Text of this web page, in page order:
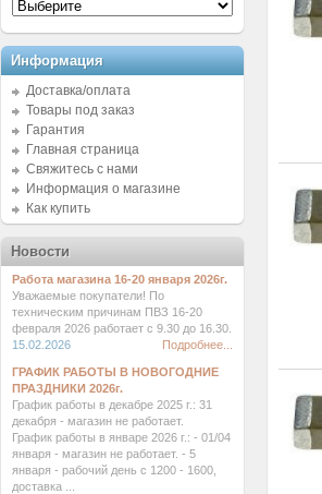
Информация
Доставка/оплата
Товары под заказ
Гарантия
Главная страница
Свяжитесь с нами
Информация о магазине
Как купить
Новости
Работа магазина 16-20 января 2026г.
Уважаемые покупатели! По
техническим причинам ПВЗ 16-20
февраля 2026 работает с 9.30 до 16.30.
15.02.2026
Подробнее...
ГРАФИК РАБОТЫ В НОВОГОДНИЕ
ПРАЗДНИКИ 2026г.
График работы в декабре 2025 г.: 31
декабря - магазин не работает.
График работы в январе 2026 г.: - 01/04
января - магазин не работает. - 5
января - рабочий день с 1200 - 1600,
доставка ...